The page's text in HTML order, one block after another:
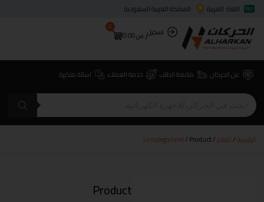
اللغة: العربية
المملكة العربية السعودية
تسجيلر.س0.00
0
عن الحركان متابعة الطلب خدمة العملاء اسئلة متكررة
الرئيسية/المتجر/
Uncategorized/ Product
Product